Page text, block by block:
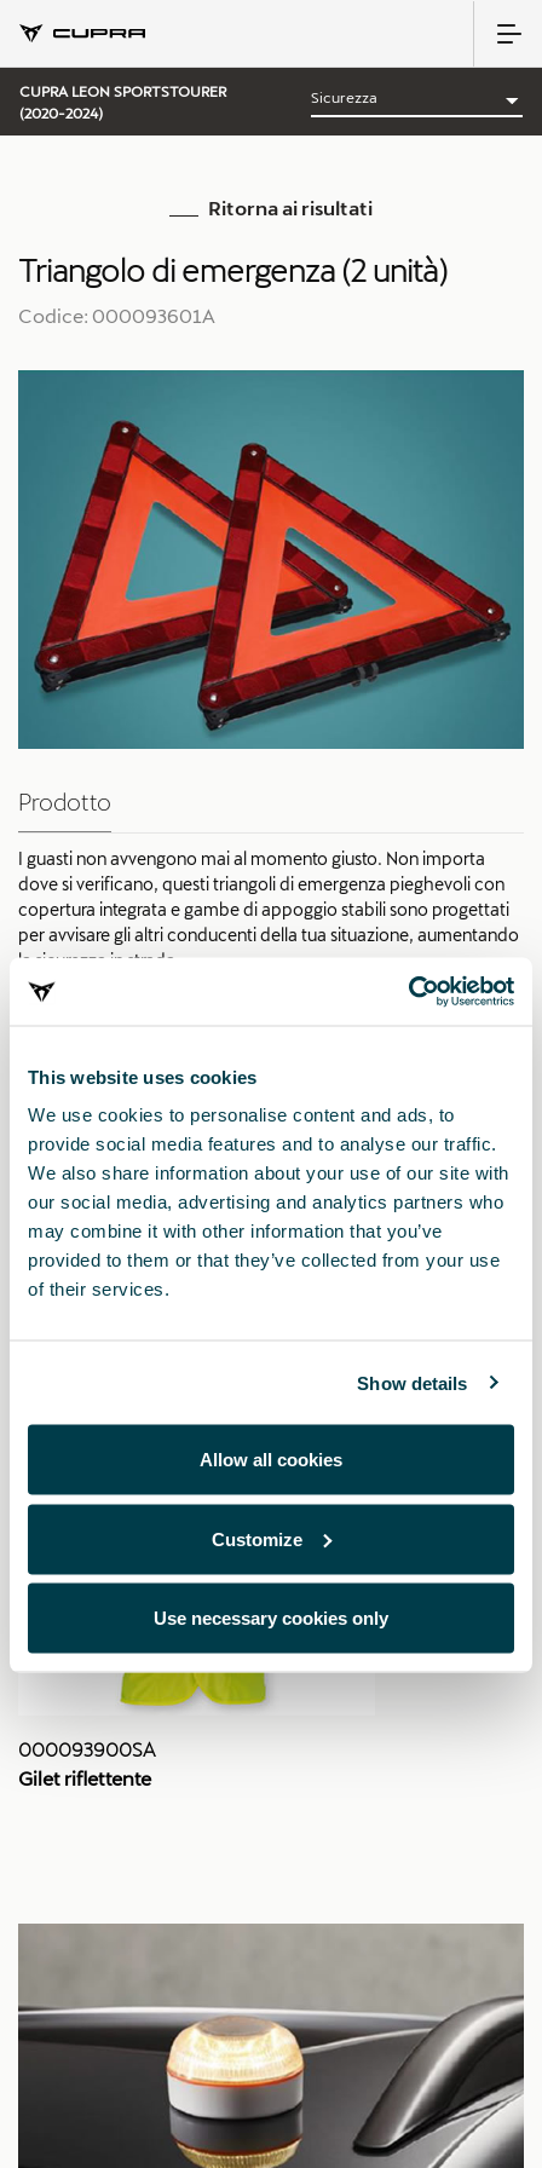
This website uses cookies
We use cookies to personalise content and ads, to
provide social media features and to analyse our traffic.
We also share information about your use of our site with
our social media, advertising and analytics partners who
may combine it with other information that you’ve
provided to them or that they’ve collected from your use
of their services.
Show details
Allow all cookies
Customize
Use necessary cookies only
CUPRA LEON SPORTSTOURER
(2020-2024)
Ritorna ai risultati
Triangolo di emergenza (2 unità)
Codice: 000093601A
Prodotto
I guasti non avvengono mai al momento giusto. Non importa
dove si verificano, questi triangoli di emergenza pieghevoli con
copertura integrata e gambe di appoggio stabili sono progettati
per avvisare gli altri conducenti della tua situazione, aumentando
la sicurezza in strada.
Stampa
* Prima di installare qualsiasi accessorio, si prega di leggere attentamente le
Potrebbe interessarti anche
000093900SA
Gilet riflettente